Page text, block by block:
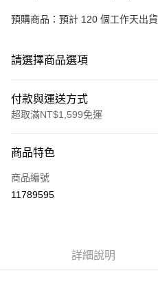
預購商品：預計 120 個工作天出貨
請選擇商品選項
付款與運送方式
超取滿NT$1,599免運
信用卡一次付款
超商取貨付款
商品特色
商品編號
11789595
詳細說明